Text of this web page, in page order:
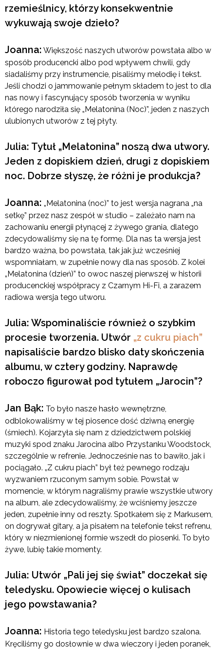
rzemieślnicy, którzy konsekwentnie
wykuwają swoje dzieło?
Joanna: Większość naszych utworów powstała albo w
sposób producencki albo pod wpływem chwili, gdy
siadaliśmy przy instrumencie, pisaliśmy melodię i tekst.
Jeśli chodzi o jammowanie pełnym składem to jest to dla
nas nowy i fascynujący sposób tworzenia w wyniku
którego narodziła się „Melatonina (Noc)”, jeden z naszych
ulubionych utworów z tej płyty.
Julia: Tytuł „Melatonina” noszą dwa utwory.
Jeden z dopiskiem dzień, drugi z dopiskiem
noc. Dobrze słyszę, że różni je produkcja?
Joanna: „Melatonina (noc)” to jest wersja nagrana „na
setkę” przez nasz zespół w studio – zależało nam na
zachowaniu energii płynącej z żywego grania, dlatego
zdecydowaliśmy się na tę formę. Dla nas ta wersja jest
bardzo ważna, bo powstała, tak jak już wcześniej
wspomniałam, w zupełnie nowy dla nas sposób. Z kolei
„Melatonina (dzień)” to owoc naszej pierwszej w historii
producenckiej współpracy z Czarnym Hi-Fi, a zarazem
radiowa wersja tego utworu.
Julia: Wspominaliście również o szybkim
procesie tworzenia. Utwór „z cukru piach”
napisaliście bardzo blisko daty skończenia
albumu, w cztery godziny. Naprawdę
roboczo figurował pod tytułem „Jarocin”?
Jan Bąk: To było nasze hasło wewnętrzne,
odblokowaliśmy w tej piosence dość dziwną energię
(śmiech). Kojarzyła się nam z dziedzictwem polskiej
muzyki spod znaku Jarocina albo Przystanku Woodstock,
szczególnie w refrenie. Jednocześnie nas to bawiło, jak i
pociągało. „Z cukru piach” był też pewnego rodzaju
wyzwaniem rzuconym samym sobie. Powstał w
momencie, w którym nagraliśmy prawie wszystkie utwory
na album, ale zdecydowaliśmy, że wciśniemy jeszcze
jeden, zupełnie inny od reszty. Spotkałem się z Markusem,
on dogrywał gitary, a ja pisałem na telefonie tekst refrenu,
który w niezmienionej formie wszedł do piosenki. To było
żywe, lubię takie momenty.
Julia: Utwór „Pali jej się świat” doczekał się
teledysku. Opowiecie więcej o kulisach
jego powstawania?
Joanna: Historia tego teledysku jest bardzo szalona.
Kręciliśmy go dosłownie w dwa wieczory i jeden poranek,